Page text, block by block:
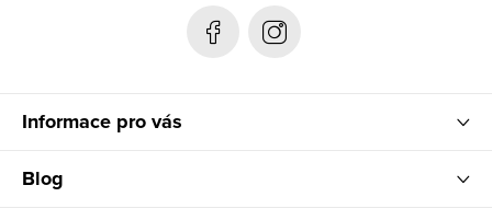
Informace pro vás
Blog